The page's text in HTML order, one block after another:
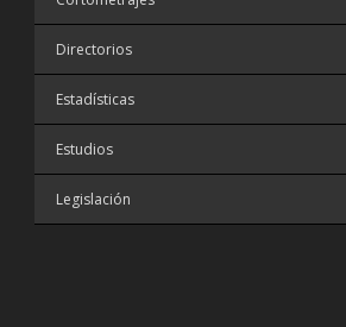
Directorios
Estadísticas
Estudios
Legislación